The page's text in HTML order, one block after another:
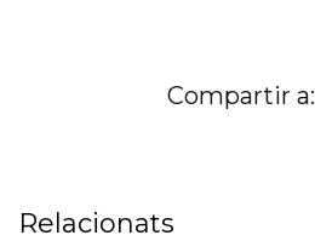
Compartir a:
Relacionats